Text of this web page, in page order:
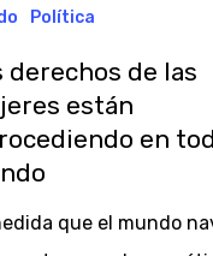
Política
derechos de las
están
en
que el mundo